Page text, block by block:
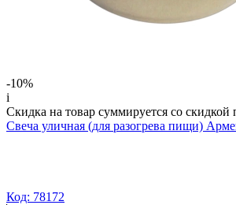
-10%
i
Скидка на товар суммируется со скидкой
Свеча уличная (для разогрева пищи)
Код: 78172